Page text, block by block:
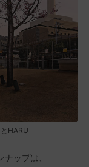
HARU
ップは、